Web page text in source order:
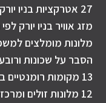
27 אטרקציות בניו יורק שאסור לפספס
מזג אוויר בניו יורק
מלונות מומלצים
הסבר על שכונות
13 מקומות רומנטיים בניו יורק
12 מלונות זולים ומרכזיים בניו יורק